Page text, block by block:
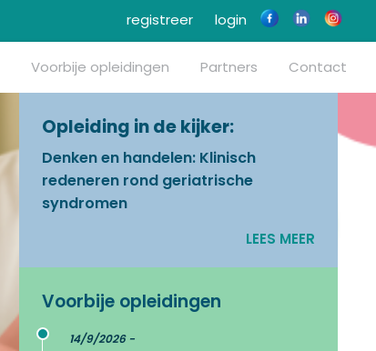
login
registreer
Voorbije opleidingen Partners Contact
Opleiding in de kijker:
Denken en handelen: Klinisch
redeneren rond geriatrische
syndromen
LEES MEER
Voorbije opleidingen
14/9/2026 -